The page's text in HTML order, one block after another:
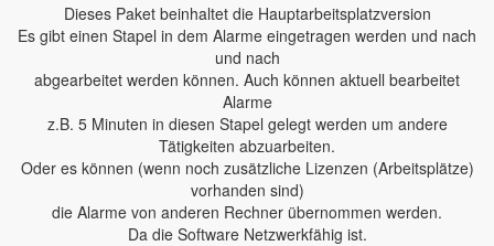
Dieses Paket beinhaltet die Hauptarbeitsplatzversion
Es gibt einen Stapel in dem Alarme eingetragen werden und nach
und nach
abgearbeitet werden können. Auch können aktuell bearbeitet
Alarme
z.B. 5 Minuten in diesen Stapel gelegt werden um andere
Tätigkeiten abzuarbeiten.
Oder es können (wenn noch zusätzliche Lizenzen (Arbeitsplätze)
vorhanden sind)
die Alarme von anderen Rechner übernommen werden.
Da die Software Netzwerkfähig ist.